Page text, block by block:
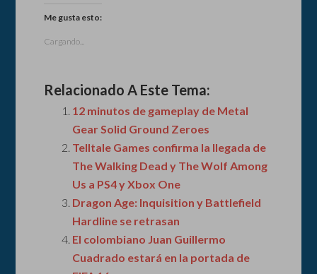
Me gusta esto:
Cargando...
Relacionado A Este Tema:
12 minutos de gameplay de Metal
Gear Solid Ground Zeroes
Telltale Games confirma la llegada de
The Walking Dead y The Wolf Among
Us a PS4 y Xbox One
Dragon Age: Inquisition y Battlefield
Hardline se retrasan
El colombiano Juan Guillermo
Cuadrado estará en la portada de